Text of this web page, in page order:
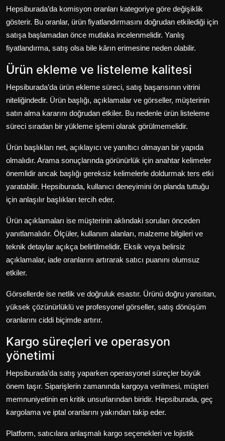
Hepsiburada’da komisyon oranları kategoriye göre değişiklik
gösterir. Bu oranlar, ürün fiyatlandırmasını doğrudan etkilediği için
satışa başlamadan önce mutlaka incelenmelidir. Yanlış
fiyatlandırma, satış olsa bile kârın erimesine neden olabilir.
Ürün ekleme ve listeleme kalitesi
Hepsiburada’da ürün ekleme süreci, satış başarısının vitrini
niteliğindedir. Ürün başlığı, açıklamalar ve görseller, müşterinin
satın alma kararını doğrudan etkiler. Bu nedenle ürün listeleme
süreci sıradan bir yükleme işlemi olarak görülmemelidir.
Ürün başlıkları net, açıklayıcı ve yanıltıcı olmayan bir yapıda
olmalıdır. Arama sonuçlarında görünürlük için anahtar kelimeler
önemlidir ancak başlığı gereksiz kelimelerle doldurmak ters etki
yaratabilir. Hepsiburada, kullanıcı deneyimini ön planda tuttuğu
için anlaşılır başlıkları tercih eder.
Ürün açıklamaları ise müşterinin aklındaki soruları önceden
yanıtlamalıdır. Ölçüler, kullanım alanları, malzeme bilgileri ve
teknik detaylar açıkça belirtilmelidir. Eksik veya belirsiz
açıklamalar, iade oranlarını artırarak satıcı puanını olumsuz
etkiler.
Görsellerde ise netlik ve doğruluk esastır. Ürünü doğru yansıtan,
yüksek çözünürlüklü ve profesyonel görseller, satış dönüşüm
oranlarını ciddi biçimde artırır.
Kargo süreçleri ve operasyon
yönetimi
Hepsiburada’da satış yaparken operasyonel süreçler büyük
önem taşır. Siparişlerin zamanında kargoya verilmesi, müşteri
memnuniyetinin en kritik unsurlarından biridir. Hepsiburada, geç
kargolama ve iptal oranlarını yakından takip eder.
Platform, satıcılara anlaşmalı kargo seçenekleri ve lojistik